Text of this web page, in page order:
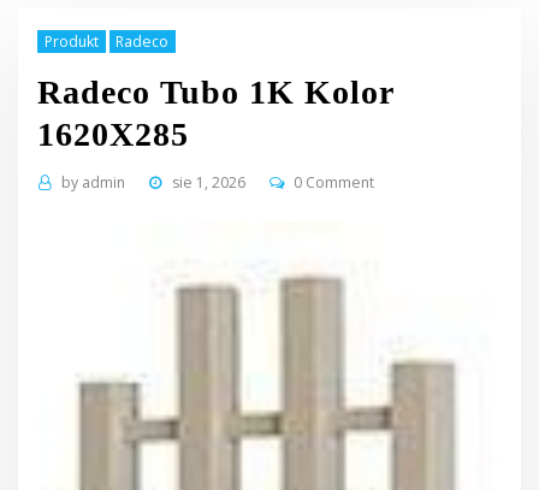
Produkt Radeco
Radeco Tubo 1K Kolor
1620X285
by admin sie 1, 2026 0 Comment